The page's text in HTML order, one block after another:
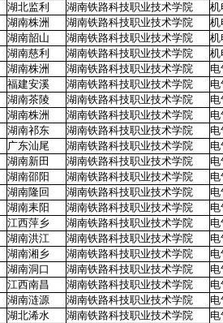
湖北监利 湖南铁路科技职业技术学院
机
湖南株洲 湖南铁路科技职业技术学院
机
湖南韶山 湖南铁路科技职业技术学院
机
湖南慈利 湖南铁路科技职业技术学院
机
湖南株洲 湖南铁路科技职业技术学院
福建安溪 湖南铁路科技职业技术学院
湖南茶陵 湖南铁路科技职业技术学院
湖南株洲 湖南铁路科技职业技术学院
湖南祁东 湖南铁路科技职业技术学院
广东汕尾 湖南铁路科技职业技术学院
湖南新田 湖南铁路科技职业技术学院
湖南邵阳 湖南铁路科技职业技术学院
湖南隆回 湖南铁路科技职业技术学院
湖南耒阳 湖南铁路科技职业技术学院
江西萍乡 湖南铁路科技职业技术学院
湖南洪江 湖南铁路科技职业技术学院
湖南湘乡 湖南铁路科技职业技术学院
湖南洞口 湖南铁路科技职业技术学院
江西南昌 湖南铁路科技职业技术学院
湖南涟源 湖南铁路科技职业技术学院
湖北浠水 湖南铁路科技职业技术学院